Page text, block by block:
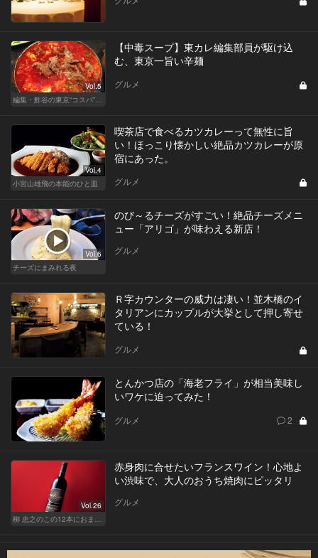
Vol.5
編集・鮓谷の東京“コスパ”カレンダー
【中毒スープ】東カレ編集部員が駆け込
む、東京一旨い辛麺
グルメ
Vol.4
小宮山雄飛の本能のひと皿
喫茶店で食べるカツカレーって無性に旨
い！ほっこり懐かしい絶品カツカレーが原
宿にあった。
グルメ
Vol.6
チーズにまみれる夜
のび～るチーズがすごい！絶品チーズメニ
ュー「アリゴ」が味わえる新店！
グルメ
Ｒ字カウンターの威力は凄い！並木橋のイ
タリアンにカップルが大挙として押し寄せ
ている！
グルメ
とんかつ店の「海老フライ」が相当美味し
いワケに迫ってみた！
グルメ 2
Vol.26
柳 忠之のこの12本におまかせ
赤身肉に合せたいフランスワイン！心地よ
い渋味で、大人のおうち焼肉にピッタリ
グルメ